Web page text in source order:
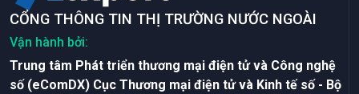
CỔNG THÔNG TIN THỊ TRƯỜNG NƯỚC NGOÀI
Vận hành bởi:
Trung tâm Phát triển thương mại điện tử và Công nghệ
số (eComDX) Cục Thương mại điện tử và Kinh tế số - Bộ